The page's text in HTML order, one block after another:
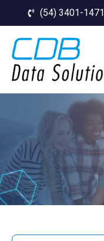
(54) 3401-1471